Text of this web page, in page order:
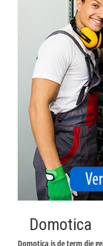
Domotica
Domotica is de term die